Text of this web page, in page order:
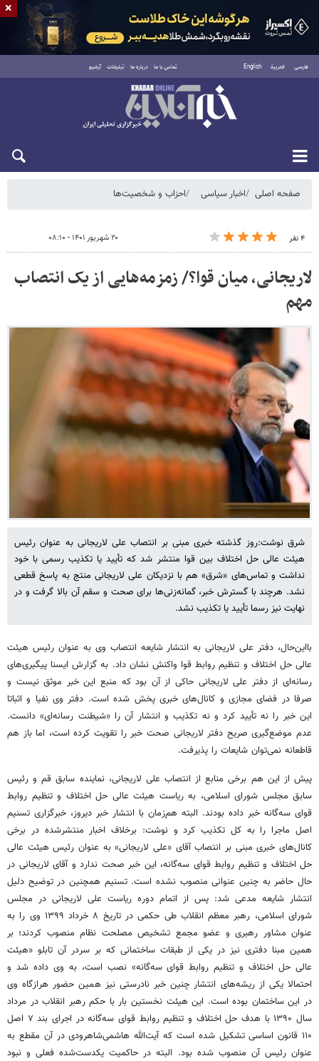
فارسی العربية English تماس با ما درباره ما تبلیغات آرشیو
شنبه ۱۷ مرداد ۱۴۰۵
صفحه اصلی اخبار سیاسی احزاب و شخصیت‌ها
۴ نفر ۲۰ شهریور ۱۴۰۱ - ۰۸:۱۰
لاریجانی، میان قوا؟/ زمزمه‌هایی از یک انتصاب
مهم
شرق نوشت:روز گذشته خبری مبنی بر انتصاب علی لاریجانی به عنوان رئیس
هیئت عالی حل اختلاف بین قوا منتشر شد که تأیید یا تکذیب رسمی با خود
نداشت و تماس‌های «شرق» هم با نزدیکان علی لاریجانی منتج به پاسخ قطعی
نشد. هرچند با گسترش خبر، گمانه‌زنی‌ها برای صحت و سقم آن بالا گرفت و در
نهایت نیز رسما تأیید یا تکذیب نشد.
بااین‌حال، دفتر علی لاریجانی به انتشار شایعه انتصاب وی به عنوان رئیس هیئت
عالی حل اختلاف و تنظیم روابط قوا واکنش نشان داد. به گزارش ایسنا پیگیری‌های
رسانه‌ای از دفتر علی لاریجانی حاکی از آن بود که منبع این خبر موثق نیست و
صرفا در فضای مجازی و کانال‌های خبری پخش شده است. دفتر وی نفیا و اثباتا
این خبر را نه تأیید کرد و نه تکذیب و انتشار آن را «شیطنت رسانه‌ای» دانست.
عدم موضع‌گیری صریح دفتر لاریجانی صحت خبر را تقویت کرده است، اما باز هم
قاطعانه نمی‌توان شایعات را پذیرفت.
پیش از این هم برخی منابع از انتصاب علی لاریجانی، نماینده سابق قم و رئیس
سابق مجلس شورای اسلامی، به ریاست هیئت عالی حل اختلاف و تنظیم روابط
قوای سه‌گانه خبر داده بودند.‌ البته هم‌زمان با انتشار خبر دیروز، خبرگزاری تسنیم
اصل ماجرا را به کل تکذیب کرد و نوشت: برخلاف اخبار منتشرشده در برخی
کانال‌های خبری مبنی بر انتصاب آقای «علی لاریجانی» به عنوان رئیس هیئت عالی
حل اختلاف و تنظیم روابط قوای سه‌گانه، این خبر صحت ندارد و آقای لاریجانی در
حال حاضر به چنین عنوانی منصوب نشده است. تسنیم همچنین در توضیح دلیل
انتشار شایعه مدعی شد: پس از اتمام دوره ریاست علی لاریجانی در مجلس
شورای اسلامی، رهبر معظم انقلاب طی حکمی در تاریخ ۸ خرداد ۱۳۹۹ وی را به
عنوان مشاور رهبری و عضو مجمع تشخیص مصلحت نظام منصوب کردند؛ بر
همین مبنا دفتری نیز در یکی از طبقات ساختمانی که بر سردر آن تابلو «هیئت
عالی حل اختلاف و تنظیم روابط قوای سه‌گانه» نصب است، به وی داده شد و
احتمالا یکی از ریشه‌های انتشار چنین خبر نادرستی نیز همین حضور هرازگاه وی
در این ساختمان بوده است.‌ این هیئت نخستین بار با حکم رهبر انقلاب در مرداد
سال ۱۳۹۰ با هدف حل اختلاف و تنظیم روابط قوای سه‌گانه در اجرای بند ۷ اصل
۱۱۰ قانون اساسی تشکیل شده است که آیت‌الله هاشمی‌شاهرودی در آن مقطع به
عنوان رئیس آن منصوب شده بود.‌ البته در حاکمیت یکدست‌شده فعلی و نبود
×